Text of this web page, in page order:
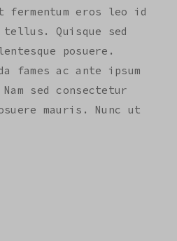
eros leo id
Quisque sed
posuere.
fames ac ante ipsum
sed consectetur
mauris. Nunc ut